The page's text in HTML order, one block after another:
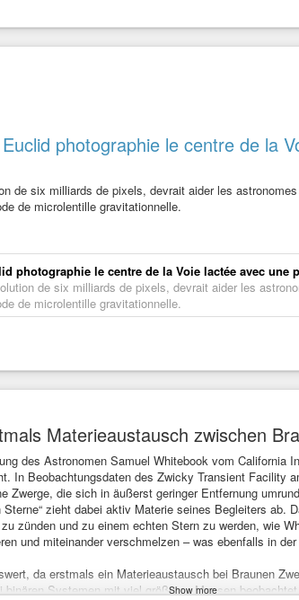
photographie le centre de la
de six milliards de pixels, devrait aider les
de microlentille gravitationnelle.
photographie le centre de la Voie lactée avec une
de six milliards de pixels, devrait aider les
de microlentille gravitationnelle.
Materieaustausch zwischen
des Astronomen Samuel Whitebook vom California
In Beobachtungsdaten des Zwicky Transient Facility
Zwerge, die sich in äußerst geringer Entfernung
Sterne“ zieht dabei aktiv Materie seines Begleiters ab.
zünden und zu einem echten Stern zu werden, wie
und miteinander verschmelzen – was ebenfalls in
da erstmals ein Materieaustausch bei Braunen
Systemen mit viel größeren Massen
Show more